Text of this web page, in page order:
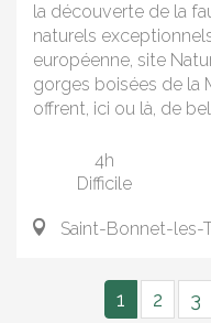
la découverte de la
naturels
européenne, site
gorges boisées de la
offrent, ici ou là, de
4h
Difficile
Saint-Bonnet-les-
1 2 3